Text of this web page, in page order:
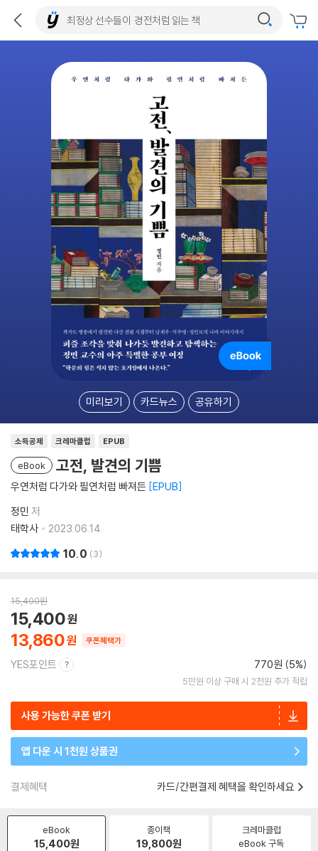
미리보기 카드뉴스 공유하기
소득공제 크레마클럽 EPUB
eBook 고전, 발견의 기쁨
우연처럼 다가와 필연처럼 빠져든 EPUB
정민 저
태학사
2023.06.14.
10.0 3
15,400원
13,860
15,400
쿠폰혜택가
YES포인트 770원 (5%)
5만원 이상 구매 시 2천원 추가 적립
사용 가능한 쿠폰 받기
앱 다운 시 1천원 상품권
결제혜택 카드/간편결제 혜택을 확인하세요
eBook
15,400원
종이책
19,800원
크레마클럽
eBook 구독